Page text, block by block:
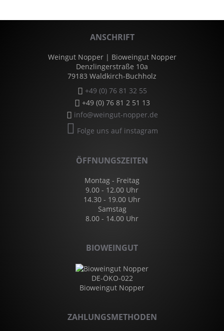
ANSCHRIFT
Weingut Nopper | Bioweingut Nopper
Denzlingerstraße 10a
79183 Waldkirch-Buchholz
+49 (0) 76 81 32 55
+49 (0) 76 81 2 51 13
info@weingut-nopper.de
Folge uns auf instagram
ÖFFNUNGSZEITEN
Montag - Freitag
9.00 - 12.00 Uhr
14.30 - 19.00 Uhr
Samstag
8.00 - 14.00 Uhr
BIOWEINGUT
DE-ÖKO-022
Bioweingut Nopper
ZAHLUNGSMETHODEN